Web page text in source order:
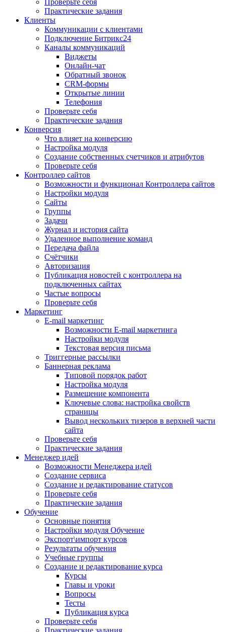
Проверьте себя
Практические задания
Клиенты
Коммуникации с клиентами
Подключение Битрикс24
Каналы коммуникаций
Виджеты
Онлайн-чат
Обратный звонок
CRM-формы
Открытые линии
Телефония
Проверьте себя
Практические задания
Конверсия
Что влияет на конверсию
Настройка модуля
Создание собственных счетчиков и атрибутов
Проверьте себя
Контроллер сайтов
Возможности и функционал Контроллера сайтов
Настройки модуля
Сайты
Группы
Задачи
Журнал и история сайта
Удаленное выполнение команд
Передача файла
Счётчики
Авторизация
Публикация новостей с контроллера на
подключенных сайтах
Частые вопросы
Проверьте себя
Маркетинг
E-mail маркетинг
Возможности E-mail маркетинга
Настройки модуля
Текстовая версия письма
Триггерные рассылки
Баннерная реклама
Типовой порядок работ
Настройка модуля
Размещение компонента
Ключевые слова: настройка свойств
страницы
Вывод нескольких тизеров в верхней части
сайта
Проверьте себя
Практические задания
Менеджер идей
Возможности Менеджера идей
Создание сервиса
Создание и редактирование статусов
Проверьте себя
Практические задания
Обучение
Основные понятия
Настройки модуля Обучение
Экспорт\импорт курсов
Результаты обучения
Учебные группы
Создание и редактирование курса
Курсы
Главы и уроки
Вопросы
Тесты
Публикация курса
Проверьте себя
Практические задания